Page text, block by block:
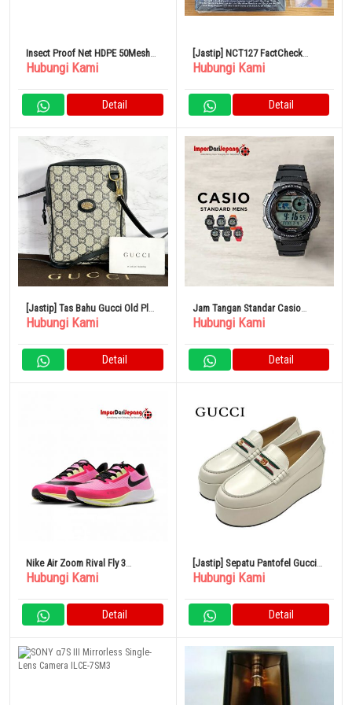
Insect Proof Net HDPE 50Mesh
60g/sqm 2 x 100 Meter
Hubungi Kami
Detail
[Jastip] NCT127 FactCheck
Showcase Kartu Perdagangan
Hubungi Kami
Detail
[Jastip] Tas Bahu Gucci Old Plus
Navy
Hubungi Kami
Detail
Jam Tangan Standar Casio
Chipkashi Tanggal Digital
Hubungi Kami
Detail
Nike Air Zoom Rival Fly 3
CT2405606 Sepatu Track Pria
Hubungi Kami
Detail
[Jastip] Sepatu Pantofel Gucci
Bekas Webline Sherry GG
Hubungi Kami
Detail